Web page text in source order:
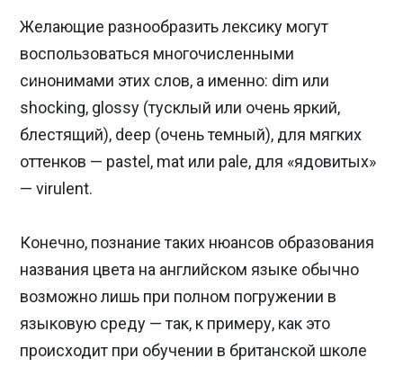
Желающие разнообразить лексику могут
воспользоваться многочисленными
синонимами этих слов, а именно: dim или
shocking, glossy (тусклый или очень яркий,
блестящий), deep (очень темный), для мягких
оттенков — pastel, mat или pale, для «ядовитых»
— virulent.
Конечно, познание таких нюансов образования
названия цвета на английском языке обычно
возможно лишь при полном погружении в
языковую среду — так, к примеру, как это
происходит при обучении в британской школе
Previous